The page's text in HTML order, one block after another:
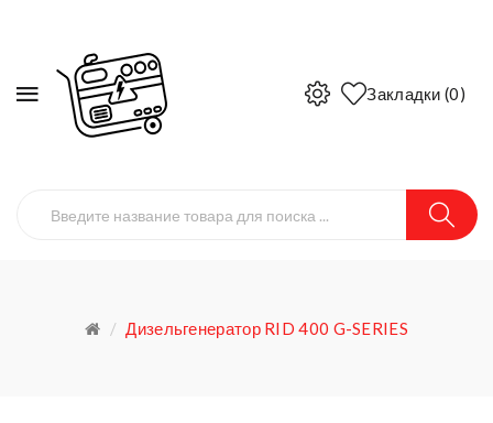
Закладки (0)
Дизельгенератор RID 400 G-SERIES